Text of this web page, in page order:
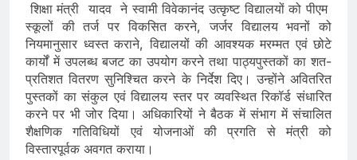
शिक्षा मंत्री यादव ने स्वामी विवेकानंद उत्कृष्ट विद्यालयों को पीएम
स्कूलों की तर्ज पर विकसित करने, जर्जर विद्यालय भवनों को
नियमानुसार ध्वस्त कराने, विद्यालयों की आवश्यक मरम्मत एवं छोटे
कार्यों में उपलब्ध बजट का उपयोग करने तथा पाठ्यपुस्तकों का शत-
प्रतिशत वितरण सुनिश्चित करने के निर्देश दिए। उन्होंने अवितरित
पुस्तकों का संकुल एवं विद्यालय स्तर पर व्यवस्थित रिकॉर्ड संधारित
करने पर भी जोर दिया। अधिकारियों ने बैठक में संभाग में संचालित
शैक्षणिक गतिविधियों एवं योजनाओं की प्रगति से मंत्री को
विस्तारपूर्वक अवगत कराया।